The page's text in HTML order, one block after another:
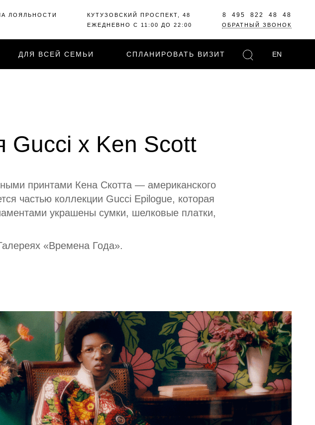
ЛОЯЛЬНОСТИ
КУТУЗОВСКИЙ ПРОСПЕКТ, 48
ЕЖЕДНЕВНО С 11:00 ДО 22:00
8 495 822 48 48
ОБРАТНЫЙ ЗВОНОК
ДЛЯ ВСЕЙ СЕМЬИ СПЛАНИРОВАТЬ ВИЗИТ EN
Gucci x Ken Scott
принтами Кена Скотта — американского
частью коллекции Gucci Epilogue, которая
украшены сумки, шелковые платки,
«Времена Года».